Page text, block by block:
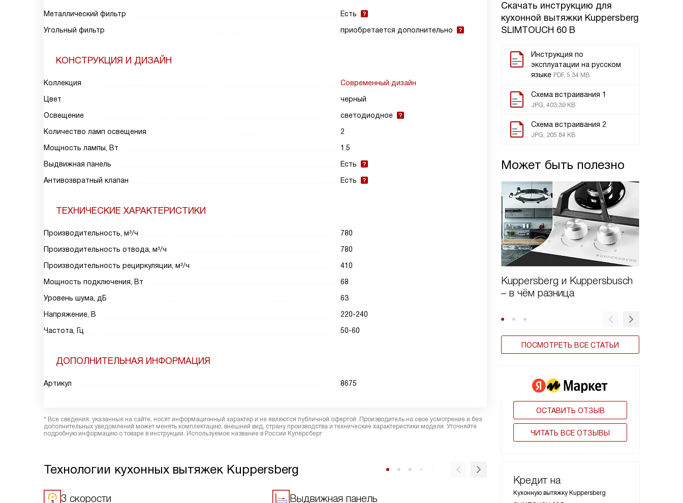
Скачать инструкцию для
кухонной вытяжки Kuppersberg
SLIMTOUCH 60 B
Инструкция по
эксплуатации на русском
языке PDF, 5.34 MB
Схема встраивания 1
JPG, 403.39 KB
Схема встраивания 2
JPG, 205.84 KB
Может быть полезно
Kuppersberg и Kuppersbusch
– в чём разница
ПОСМОТРЕТЬ ВСЕ СТАТЬИ
ОСТАВИТЬ ОТЗЫВ
ЧИТАТЬ ВСЕ ОТЗЫВЫ
Кредит на
Кухонную вытяжку Kuppersberg
Металлический фильтр
Есть
Угольный фильтр
приобретается дополнительно
КОНСТРУКЦИЯ И ДИЗАЙН
Коллекция
Современный дизайн
Цвет
черный
Освещение
светодиодное
Количество ламп освещения
2
Мощность лампы, Вт
1.5
Выдвижная панель
Есть
Антивозвратный клапан
Есть
ТЕХНИЧЕСКИЕ ХАРАКТЕРИСТИКИ
Производительность, м³/ч
780
Производительность отвода, м³/ч
780
Производительность рециркуляции, м³/ч
410
Мощность подключения, Вт
68
Уровень шума, дБ
63
Напряжение, В
220-240
Частота, Гц
50-60
ДОПОЛНИТЕЛЬНАЯ ИНФОРМАЦИЯ
Артикул 8675
* Все сведения, указанные на сайте, носят информационный характер и не являются публичной офертой. Производитель на свое усмотрение и без
дополнительных уведомлений может менять комплектацию, внешний вид, страну производства и технические характеристики модели. Уточняйте
подробную информацию о товаре в инструкции. Используемое название в России Куперсберг
Технологии кухонных вытяжек Kuppersberg
3 скорости Выдвижная панель Металлический фильтр